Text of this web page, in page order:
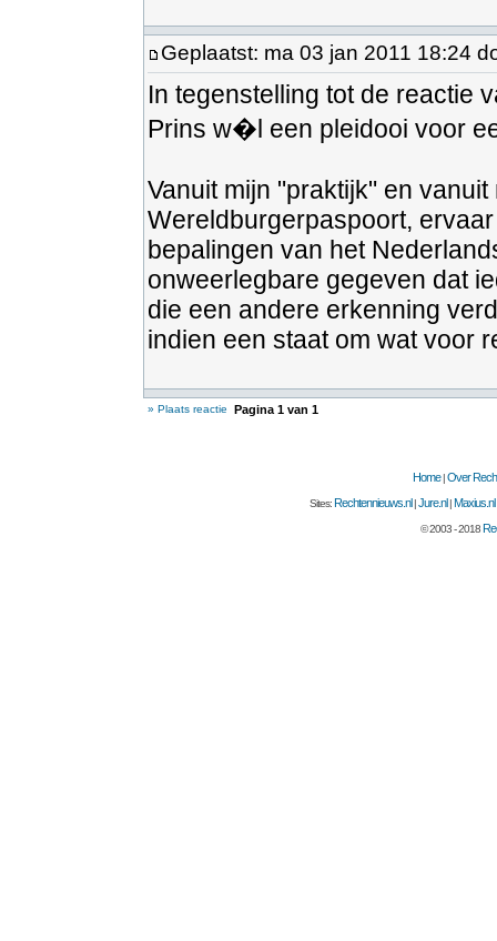
Geplaatst: ma 03 jan 2011 18:24
In tegenstelling tot de reactie
Prins w�l een pleidooi voor
Vanuit mijn "praktijk" en
Wereldburgerpaspoort,
bepalingen van het
onweerlegbare gegeven dat
die een andere erkenning
indien een staat om wat voor
» Plaats reactie Pagina 1 van 1
Home|Over
Sites:Rechtennieuws.nl |Jure.nl |Maxius.nl
© 2003 - 2018